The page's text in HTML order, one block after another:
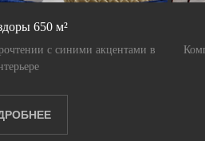
650 м²
с синими акцентами в